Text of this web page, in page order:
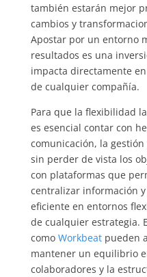
también estarán mejor
cambios y
Apostar por un entorno
resultados es una
impacta directamente
de cualquier compañía.
Para que la flexibilidad
es esencial contar con
comunicación, la
sin perder de vista los
con plataformas que
centralizar información
eficiente en entornos
de cualquier estrategia.
como Workbeatpueden
mantener un equilibrio
colaboradores y la